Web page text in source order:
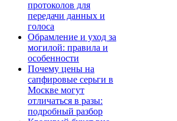
протоколов для
передачи данных и
голоса
Обрамление и уход за
могилой: правила и
особенности
Почему цены на
сапфировые серьги в
Москве могут
отличаться в разы:
подробный разбор